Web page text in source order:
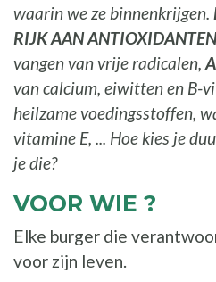
waarin we ze binnenkrijgen.
RIJK AAN ANTIOXIDANTEN
vangen van vrije radicalen,
van calcium, eiwitten en B-
heilzame voedingsstoffen,
vitamine E, ... Hoe kies je
je die?
VOOR WIE ?
Elke burger die
voor zijn leven.